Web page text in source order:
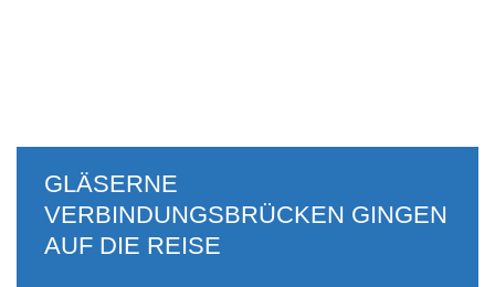
GLÄSERNE
VERBINDUNGSBRÜCKEN GINGEN
AUF DIE REISE